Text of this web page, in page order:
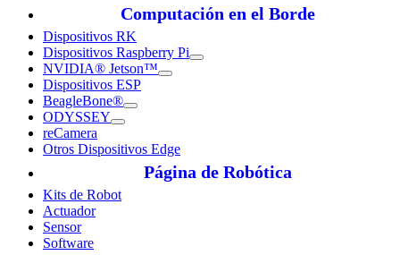
Computación en el Borde
Dispositivos RK
Dispositivos Raspberry Pi
NVIDIA® Jetson™
Dispositivos ESP
BeagleBone®
ODYSSEY
reCamera
Otros Dispositivos Edge
Página de Robótica
Kits de Robot
Actuador
Sensor
Software